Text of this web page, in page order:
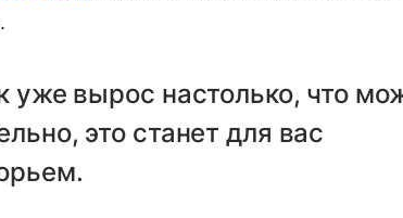
уже вырос настолько, что
это станет для вас